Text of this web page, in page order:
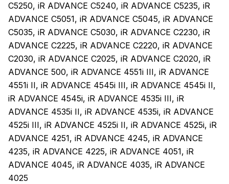
C5250, iR ADVANCE C5240, iR ADVANCE C5235, iR
ADVANCE C5051, iR ADVANCE C5045, iR ADVANCE
C5035, iR ADVANCE C5030, iR ADVANCE C2230, iR
ADVANCE C2225, iR ADVANCE C2220, iR ADVANCE
C2030, iR ADVANCE C2025, iR ADVANCE C2020, iR
ADVANCE 500, iR ADVANCE 4551i III, iR ADVANCE
4551i II, iR ADVANCE 4545i III, iR ADVANCE 4545i II,
iR ADVANCE 4545i, iR ADVANCE 4535i III, iR
ADVANCE 4535i II, iR ADVANCE 4535i, iR ADVANCE
4525i III, iR ADVANCE 4525i II, iR ADVANCE 4525i, iR
ADVANCE 4251, iR ADVANCE 4245, iR ADVANCE
4235, iR ADVANCE 4225, iR ADVANCE 4051, iR
ADVANCE 4045, iR ADVANCE 4035, iR ADVANCE
4025